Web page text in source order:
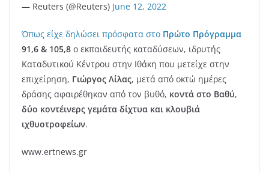
— Reuters (@Reuters) June 12, 2022
Όπως είχε δηλώσει πρόσφατα στο Πρώτο Πρόγραμμα
91,6 & 105,8 ο εκπαιδευτής καταδύσεων, ιδρυτής
Καταδυτικού Κέντρου στην Ιθάκη που μετείχε στην
επιχείρηση, Γιώργος Λίλας, μετά από οκτώ ημέρες
δράσης αφαιρέθηκαν από τον βυθό, κοντά στο Βαθύ,
δύο κοντέινερς γεμάτα δίχτυα και κλουβιά
ιχθυοτροφείων.
www.ertnews.gr